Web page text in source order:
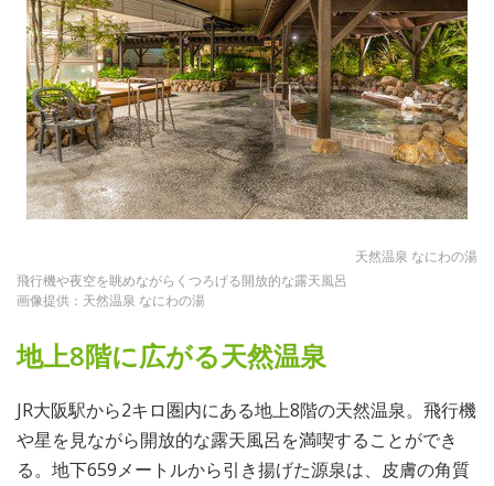
天然温泉 なにわの湯
飛行機や夜空を眺めながらくつろげる開放的な露天風呂
画像提供：天然温泉 なにわの湯
地上8階に広がる天然温泉
JR大阪駅から2キロ圏内にある地上8階の天然温泉。飛行機
や星を見ながら開放的な露天風呂を満喫することができ
る。地下659メートルから引き揚げた源泉は、皮膚の角質